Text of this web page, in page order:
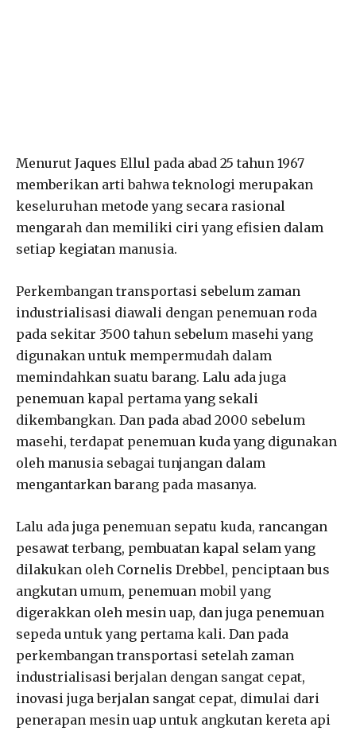
Menurut Jaques Ellul pada abad 25 tahun 1967
memberikan arti bahwa teknologi merupakan
keseluruhan metode yang secara rasional
mengarah dan memiliki ciri yang efisien dalam
setiap kegiatan manusia.
Perkembangan transportasi sebelum zaman
industrialisasi diawali dengan penemuan roda
pada sekitar 3500 tahun sebelum masehi yang
digunakan untuk mempermudah dalam
memindahkan suatu barang. Lalu ada juga
penemuan kapal pertama yang sekali
dikembangkan. Dan pada abad 2000 sebelum
masehi, terdapat penemuan kuda yang digunakan
oleh manusia sebagai tunjangan dalam
mengantarkan barang pada masanya.
Lalu ada juga penemuan sepatu kuda, rancangan
pesawat terbang, pembuatan kapal selam yang
dilakukan oleh Cornelis Drebbel, penciptaan bus
angkutan umum, penemuan mobil yang
digerakkan oleh mesin uap, dan juga penemuan
sepeda untuk yang pertama kali. Dan pada
perkembangan transportasi setelah zaman
industrialisasi berjalan dengan sangat cepat,
inovasi juga berjalan sangat cepat, dimulai dari
penerapan mesin uap untuk angkutan kereta api